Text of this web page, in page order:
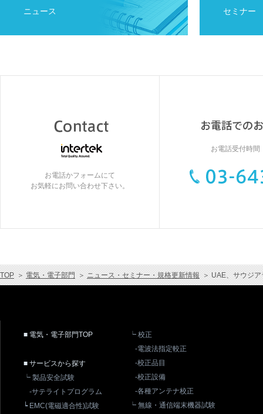
ニュース セミナー
お電話かフォームにて
お気軽にお問い合わせ下さい。
お電話受付時間
TOP ＞ 電気・電子部門 ＞ ニュース・セミナー・規格更新情報 ＞ UAE、サウジ
■ 電気・電子部門TOP
■ サービスから探す
┕ 製品安全試験
-サテライトプログラム
┕ EMC(電磁適合性)試験
┕ 校正
-電波法指定較正
-校正品目
-校正設備
-各種アンテナ校正
┕ 無線・通信端末機器試験